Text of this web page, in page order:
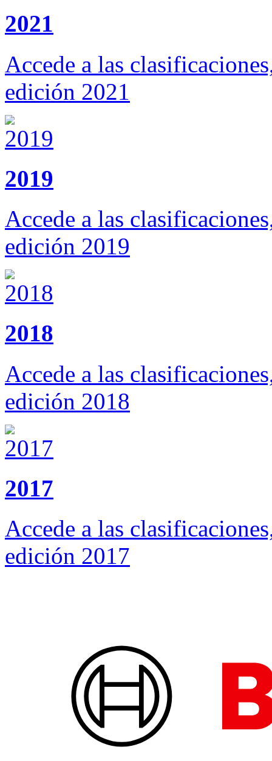
2021
Accede a las
edición 2021
2019
Accede a las
edición 2019
2018
Accede a las
edición 2018
2017
Accede a las
edición 2017